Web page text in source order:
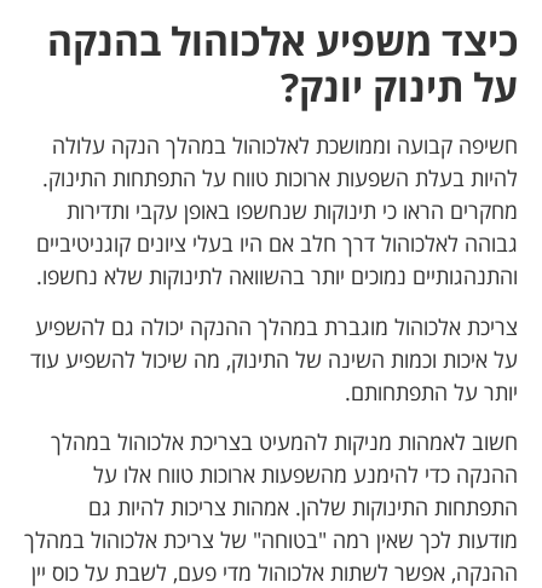
כיצד משפיע אלכוהול בהנקה
על תינוק יונק?
חשיפה קבועה וממושכת לאלכוהול במהלך הנקה עלולה
להיות בעלת השפעות ארוכות טווח על התפתחות התינוק.
מחקרים הראו כי תינוקות שנחשפו באופן עקבי ותדירות
גבוהה לאלכוהול דרך חלב אם היו בעלי ציונים קוגניטיביים
והתנהגותיים נמוכים יותר בהשוואה לתינוקות שלא נחשפו.
צריכת אלכוהול מוגברת במהלך ההנקה יכולה גם להשפיע
על איכות וכמות השינה של התינוק, מה שיכול להשפיע עוד
יותר על התפתחותם.
חשוב לאמהות מניקות להמעיט בצריכת אלכוהול במהלך
ההנקה כדי להימנע מהשפעות ארוכות טווח אלו על
התפתחות התינוקות שלהן. אמהות צריכות להיות גם
מודעות לכך שאין רמה "בטוחה" של צריכת אלכוהול במהלך
ההנקה, אפשר לשתות אלכוהול מדי פעם, לשבת על כוס יין